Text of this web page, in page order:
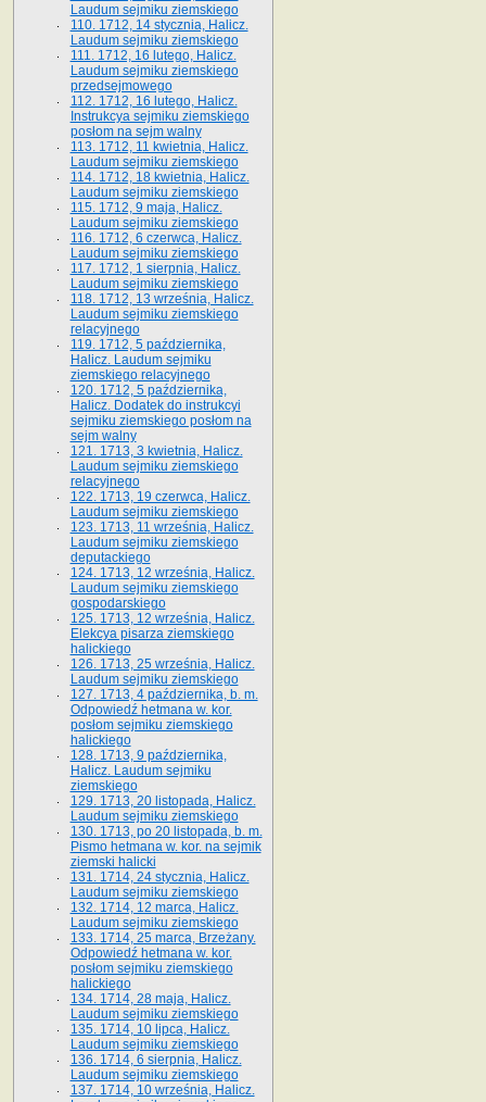
Laudum sejmiku ziemskiego
110. 1712, 14 stycznia, Halicz.
Laudum sejmiku ziemskiego
111. 1712, 16 lutego, Halicz.
Laudum sejmiku ziemskiego
przedsejmowego
112. 1712, 16 lutego, Halicz.
Instrukcya sejmiku ziemskiego
posłom na sejm walny
113. 1712, 11 kwietnia, Halicz.
Laudum sejmiku ziemskiego
114. 1712, 18 kwietnia, Halicz.
Laudum sejmiku ziemskiego
115. 1712, 9 maja, Halicz.
Laudum sejmiku ziemskiego
116. 1712, 6 czerwca, Halicz.
Laudum sejmiku ziemskiego
117. 1712, 1 sierpnia, Halicz.
Laudum sejmiku ziemskiego
118. 1712, 13 września, Halicz.
Laudum sejmiku ziemskiego
relacyjnego
119. 1712, 5 października,
Halicz. Laudum sejmiku
ziemskiego relacyjnego
120. 1712, 5 października,
Halicz. Dodatek do instrukcyi
sejmiku ziemskiego posłom na
sejm walny
121. 1713, 3 kwietnia, Halicz.
Laudum sejmiku ziemskiego
relacyjnego
122. 1713, 19 czerwca, Halicz.
Laudum sejmiku ziemskiego
123. 1713, 11 września, Halicz.
Laudum sejmiku ziemskiego
deputackiego
124. 1713, 12 września, Halicz.
Laudum sejmiku ziemskiego
gospodarskiego
125. 1713, 12 września, Halicz.
Elekcya pisarza ziemskiego
halickiego
126. 1713, 25 września, Halicz.
Laudum sejmiku ziemskiego
127. 1713, 4 października, b. m.
Odpowiedź hetmana w. kor.
posłom sejmiku ziemskiego
halickiego
128. 1713, 9 października,
Halicz. Laudum sejmiku
ziemskiego
129. 1713, 20 listopada, Halicz.
Laudum sejmiku ziemskiego
130. 1713, po 20 listopada, b. m.
Pismo hetmana w. kor. na sejmik
ziemski halicki
131. 1714, 24 stycznia, Halicz.
Laudum sejmiku ziemskiego
132. 1714, 12 marca, Halicz.
Laudum sejmiku ziemskiego
133. 1714, 25 marca, Brzeżany.
Odpowiedź hetmana w. kor.
posłom sejmiku ziemskiego
halickiego
134. 1714, 28 maja, Halicz.
Laudum sejmiku ziemskiego
135. 1714, 10 lipca, Halicz.
Laudum sejmiku ziemskiego
136. 1714, 6 sierpnia, Halicz.
Laudum sejmiku ziemskiego
137. 1714, 10 września, Halicz.